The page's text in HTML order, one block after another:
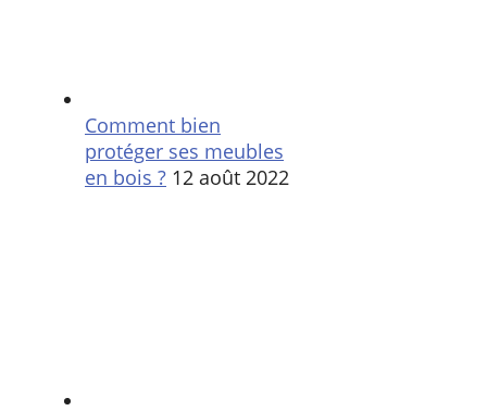
Comment bien
protéger ses meubles
en bois ? 12 août 2022